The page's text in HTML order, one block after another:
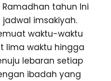
Ramadhan tahun Ini
imsakiyah.
waktu-waktu
lima waktu hingga
lebaran setiap
ibadah yang